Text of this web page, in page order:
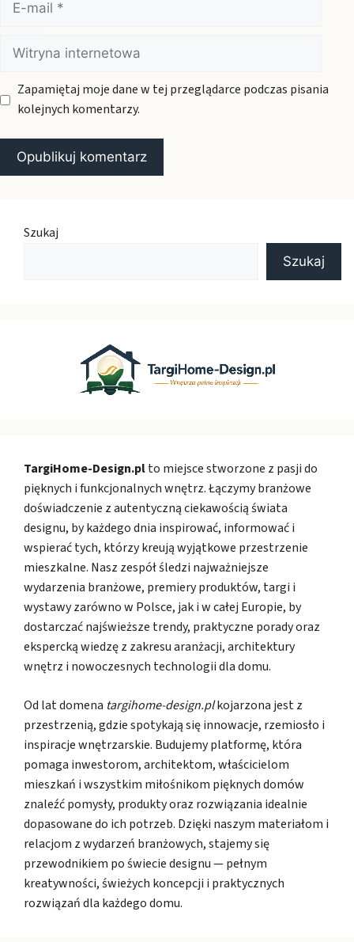
mail
Witryna
internetowa
Zapamiętaj moje dane w tej przeglądarce podczas pisania
kolejnych komentarzy.
Szukaj
Szukaj
TargiHome-Design.plto miejsce stworzone z pasji do
pięknych i funkcjonalnych wnętrz. Łączymy branżowe
doświadczenie z autentyczną ciekawością świata
designu, by każdego dnia inspirować, informować i
wspierać tych, którzy kreują wyjątkowe przestrzenie
mieszkalne. Nasz zespół śledzi najważniejsze
wydarzenia branżowe, premiery produktów, targi i
wystawy zarówno w Polsce, jak i w całej Europie, by
dostarczać najświeższe trendy, praktyczne porady oraz
ekspercką wiedzę z zakresu aranżacji, architektury
wnętrz i nowoczesnych technologii dla domu.
Od lat domena targihome-design.plkojarzona jest z
przestrzenią, gdzie spotykają się innowacje, rzemiosło i
inspiracje wnętrzarskie. Budujemy platformę, która
pomaga inwestorom, architektom, właścicielom
mieszkań i wszystkim miłośnikom pięknych domów
znaleźć pomysły, produkty oraz rozwiązania idealnie
dopasowane do ich potrzeb. Dzięki naszym materiałom i
relacjom z wydarzeń branżowych, stajemy się
przewodnikiem po świecie designu — pełnym
kreatywności, świeżych koncepcji i praktycznych
rozwiązań dla każdego domu.